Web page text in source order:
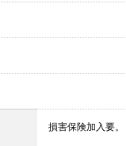
損害保険加入要。